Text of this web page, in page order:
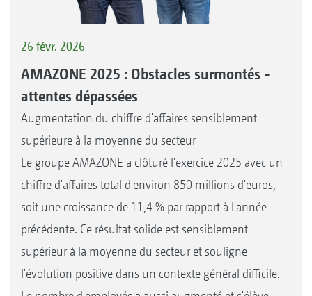
26 févr. 2026
AMAZONE 2025 : Obstacles surmontés -
attentes dépassées
Augmentation du chiffre d'affaires sensiblement
supérieure à la moyenne du secteur
Le groupe AMAZONE a clôturé l'exercice 2025 avec un
chiffre d'affaires total d'environ 850 millions d'euros,
soit une croissance de 11,4 % par rapport à l'année
précédente. Ce résultat solide est sensiblement
supérieur à la moyenne du secteur et souligne
l'évolution positive dans un contexte général difficile.